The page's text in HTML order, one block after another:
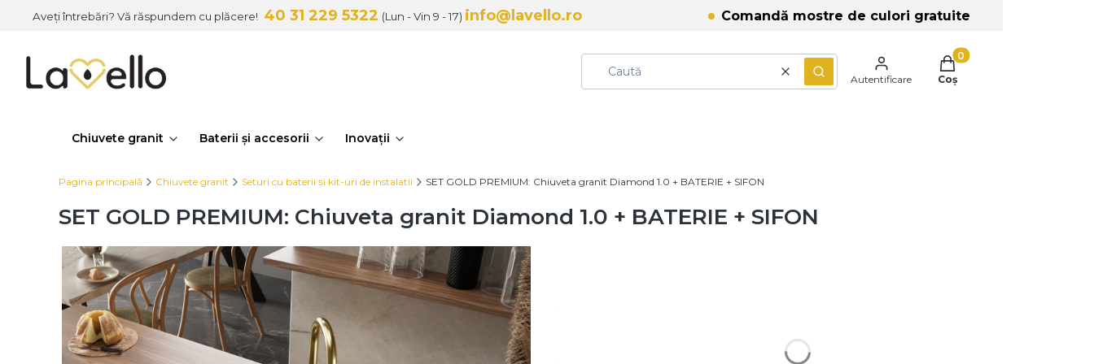
Aveți întrebări? Vă răspundem cu plăcere! 40 31 229 5322 (Lun - Vin 9 - 17) info@lavello.ro Comandă mostre de culori gratuite
ȘtergeCautăAutentificare
Produse în coș: 0. Vezi
Coș
Chiuvete granit Baterii și accesorii Inovații
Pagina principală Chiuvete granit Seturi cu baterii și kit-uri de instalatii SET GOLD PREMIUM: Chiuveta granit Diamond 1.0 + BATERIE + SIFON
SET GOLD PREMIUM: Chiuveta granit Diamond 1.0 + BATERIE + SIFON